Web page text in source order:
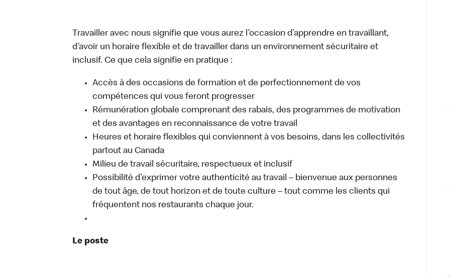
Travailler avec nous signifie que vous aurez l’occasion d’apprendre en travaillant,
d’avoir un horaire flexible et de travailler dans un environnement sécuritaire et
inclusif. Ce que cela signifie en pratique :
Accès à des occasions de formation et de perfectionnement de vos
compétences qui vous feront progresser
Rémunération globale comprenant des rabais, des programmes de motivation
et des avantages en reconnaissance de votre travail
Heures et horaire flexibles qui conviennent à vos besoins, dans les collectivités
partout au Canada
Milieu de travail sécuritaire, respectueux et inclusif
Possibilité d’exprimer votre authenticité au travail – bienvenue aux personnes
de tout âge, de tout horizon et de toute culture – tout comme les clients qui
fréquentent nos restaurants chaque jour.
Le poste